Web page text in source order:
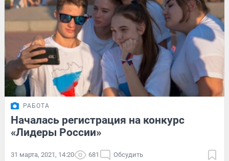
РАБОТА
Началась регистрация на конкурс
«Лидеры России»
31 марта, 2021, 14:20 681 Обсудить